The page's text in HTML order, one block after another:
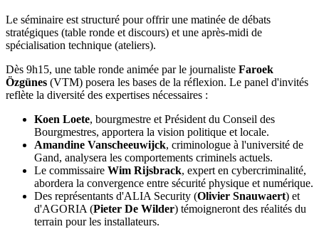
Le séminaire est structuré pour offrir une matinée de débats
stratégiques (table ronde et discours) et une après-midi de
spécialisation technique (ateliers).
Dès 9h15, une table ronde animée par le journaliste Faroek
Özgünes (VTM) posera les bases de la réflexion. Le panel d'invités
reflète la diversité des expertises nécessaires :
Koen Loete, bourgmestre et Président du Conseil des
Bourgmestres, apportera la vision politique et locale.
Amandine Vanscheeuwijck, criminologue à l'université de
Gand, analysera les comportements criminels actuels.
Le commissaire Wim Rijsbrack, expert en cybercriminalité,
abordera la convergence entre sécurité physique et numérique.
Des représentants d'ALIA Security (Olivier Snauwaert) et
d'AGORIA (Pieter De Wilder) témoigneront des réalités du
terrain pour les installateurs.